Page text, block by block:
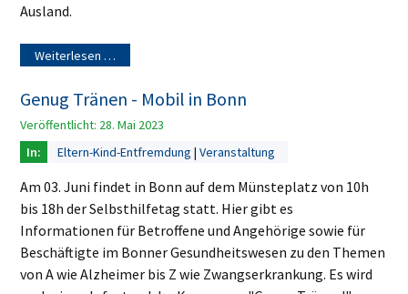
Ausland.
Weiterlesen …
Genug Tränen - Mobil in Bonn
Veröffentlicht: 28. Mai 2023
Eltern-Kind-Entfremdung Veranstaltung
Am 03. Juni findet in Bonn auf dem Münsteplatz von 10h
bis 18h der Selbsthilfetag statt. Hier gibt es
Informationen für Betroffene und Angehörige sowie für
Beschäftigte im Bonner Gesundheitswesen zu den Themen
von A wie Alzheimer bis Z wie Zwangserkrankung. Es wird